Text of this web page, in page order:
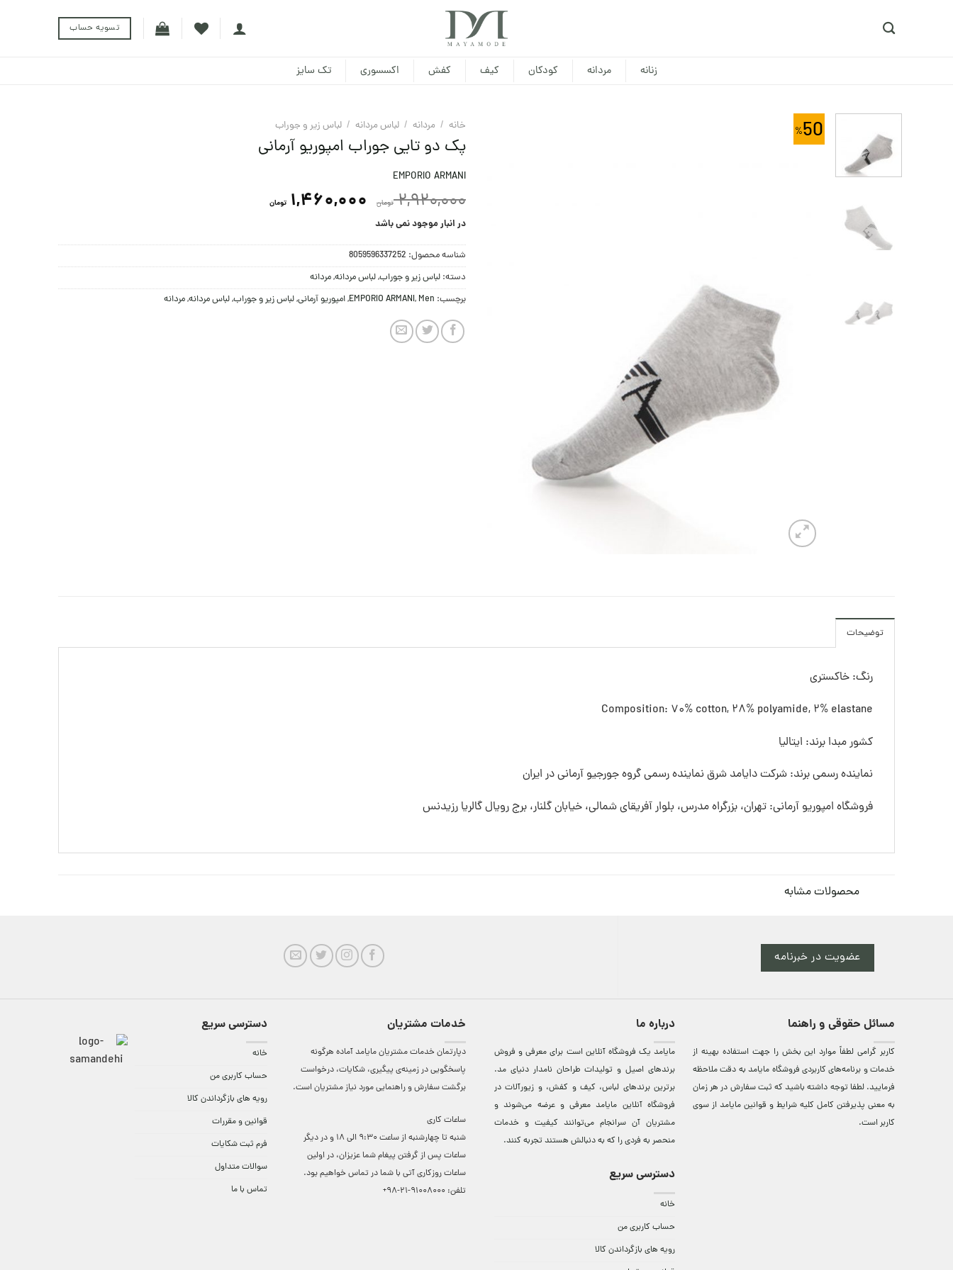
تسویه حساب
زنانه مردانه کودکان کیف کفش اکسسوری تک سایز
50 خانه / مردانه / لباس مردانه / لباس زیر و جوراب
پک دو تایی جوراب امپوریو آرمانی
EMPORIO ARMANI
2,920,000 تومان 1,460,000 تومان
در انبار موجود نمی باشد
شناسه محصول: 8059596337252
دسته: لباس زیر و جوراب,لباس مردانه,مردانه
برچسب:
EMPORIO ARMANI, Men
,امپوریو آرمانی,لباس زیر و جوراب,لباس مردانه,مردانه
توضیحات
رنگ: خاکستری
Composition: 70% cotton, 28% polyamide, 2% elastane
کشور مبدا برند: ایتالیا
نماینده رسمی برند: شرکت دایامد شرق نماینده رسمی گروه جورجیو آرمانی در ایران
فروشگاه امپوریو آرمانی: تهران، بزرگراه مدرس، بلوار آفریقای شمالی، خیابان گلنار، برج رویال گالریا رزیدنس
محصولات مشابه
عضویت در خبرنامه
مسائل حقوقی و راهنما
کاربر گرامی لطفاً موارد این بخش را جهت استفاده بهینه از
خدمات و برنامه‌‏های کاربردی فروشگاه مایامد به دقت ملاحظه
فرمایید. لطفا توجه داشته باشید که ثبت سفارش در هر زمان
به معنی پذیرفتن کامل کلیه شرایط و قوانین مایامد از سوی
کاربر است.
درباره ما
مایامد يک فروشگاه آنلاين است برای معرفی و فروش
برندهای اصيل و توليدات طراحان نامدار دنيای مد.
برترين‌ برندهای لباس، کيف و کفش، و زيورآلات در
فروشگاه آنلاين مایامد معرفی و عرضه می‌شوند و
مشتريان آن سرانجام می‌توانند کيفيت و خدمات
منحصر به فردی را که به دنبالش هستند تجربه کنند.
دسترسی سریع
خانه
حساب کاربری من
رویه های بازگرداندن کالا
خدمات مشتریان
دپارتمان خدمات مشتریان مایامد آماده هرگونه
پاسخگویی در زمینه‌ی پیگیری، شکایات، درخواست
برگشت سفارش و راهنمایی مورد نیاز مشتریان است.
ساعات کاری
شنبه تا چهارشنبه از ساعت 9:30 الی 18 و در دیگر
ساعات ‌پس از گرفتن پیغام شما عزیزان، در اولین
ساعات روزکاری آتی با شما در تماس خواهیم بود.
تلفن: 91008000-21-98+
دسترسی سریع
خانه
حساب کاربری من
رویه های بازگرداندن کالا
قوانین و مقررات
فرم ثبت شکایات
سوالات متداول
تماس با ما